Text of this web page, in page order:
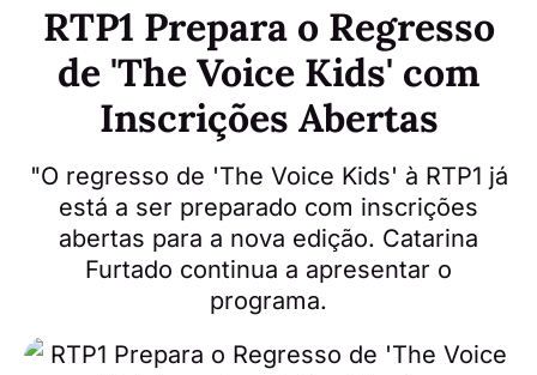
RTP1 Prepara o Regresso
de 'The Voice Kids' com
Inscrições Abertas
"O regresso de 'The Voice Kids' à RTP1 já
está a ser preparado com inscrições
abertas para a nova edição. Catarina
Furtado continua a apresentar o
programa.